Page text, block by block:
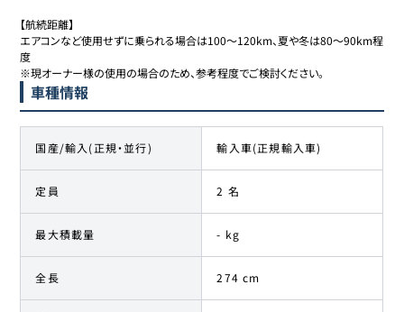
【航続距離】
エアコンなど使用せずに乗られる場合は100〜120km、夏や冬は80〜90km程
度
※現オーナー様の使用の場合のため、参考程度でご検討ください。
車種情報
国産/輸入(正規・並行) 輸入車(正規輸入車)
定員 2 名
最大積載量 - kg
全長 274 cm